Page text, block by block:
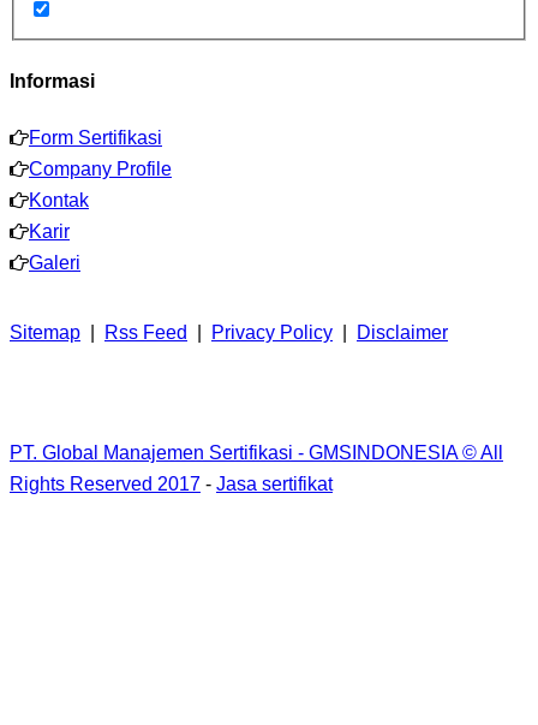
Informasi
Form Sertifikasi
Company Profile
Kontak
Karir
Galeri
Sitemap Rss Feed Privacy Policy Disclaimer
PT. Global Manajemen Sertifikasi - GMSINDONESIA © All
Rights Reserved 2017 - Jasa sertifikat